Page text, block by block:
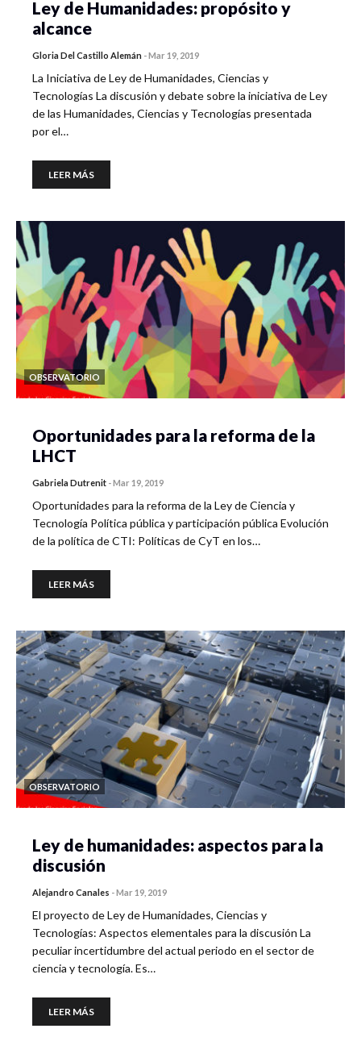
Ley de Humanidades: propósito y
alcance
Gloria Del Castillo Alemán -Mar 19, 2019
La Iniciativa de Ley de Humanidades, Ciencias y
Tecnologías La discusión y debate sobre la iniciativa de Ley
de las Humanidades, Ciencias y Tecnologías presentada
por el…
LEER MÁS
OBSERVATORIO
Oportunidades para la reforma de la
LHCT
Gabriela Dutrenit -Mar 19, 2019
Oportunidades para la reforma de la Ley de Ciencia y
Tecnología Política pública y participación pública Evolución
de la política de CTI: Políticas de CyT en los…
LEER MÁS
OBSERVATORIO
Ley de humanidades: aspectos para la
discusión
Alejandro Canales -Mar 19, 2019
El proyecto de Ley de Humanidades, Ciencias y
Tecnologías: Aspectos elementales para la discusión La
peculiar incertidumbre del actual periodo en el sector de
ciencia y tecnología. Es…
LEER MÁS